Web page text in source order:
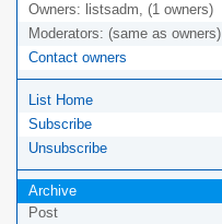
Owners: listsadm, (1 owners)
Moderators: (same as owners)
Contact owners
List Home
Subscribe
Unsubscribe
Archive
Post